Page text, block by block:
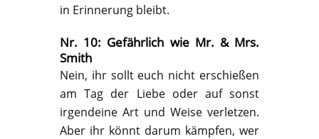
in Erinnerung bleibt.
Nr. 10: Gefährlich wie Mr. & Mrs.
Smith
Nein, ihr sollt euch nicht erschießen
am Tag der Liebe oder auf sonst
irgendeine Art und Weise verletzen.
Aber ihr könnt darum kämpfen, wer